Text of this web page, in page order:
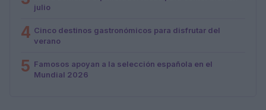
julio
4 Cinco destinos gastronómicos para disfrutar del
verano
5 Famosos apoyan a la selección española en el
Mundial 2026